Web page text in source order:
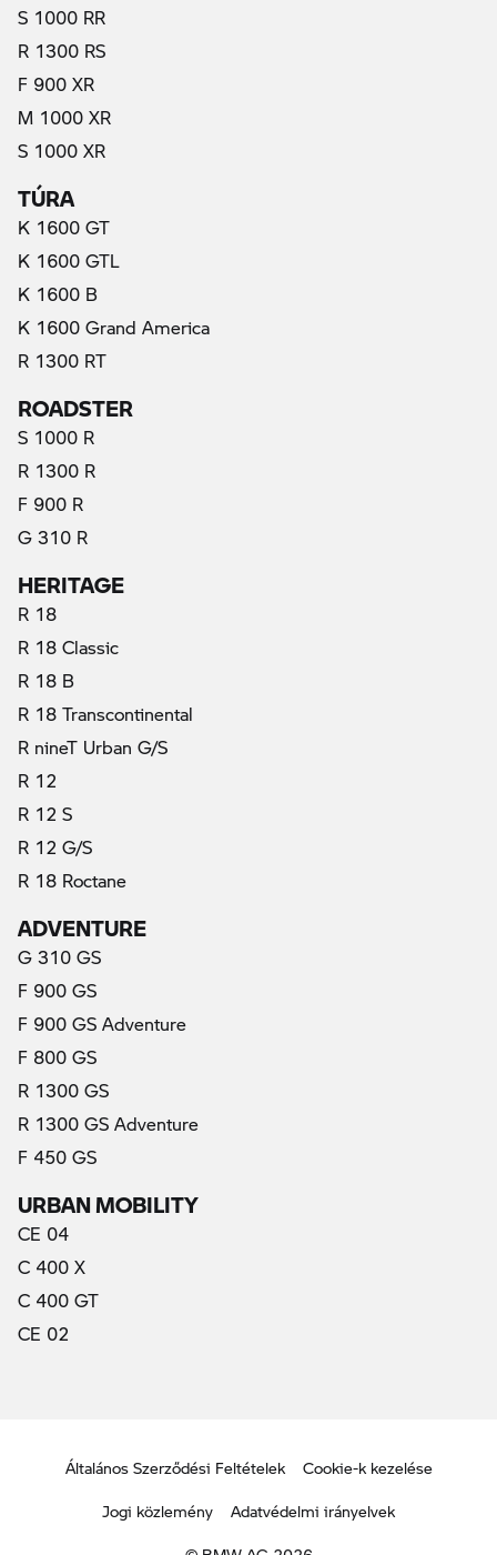
S 1000 RR
R 1300 RS
F 900 XR
M 1000 XR
S 1000 XR
TÚRA
K 1600 GT
K 1600 GTL
K 1600 B
K 1600 Grand America
R 1300 RT
ROADSTER
S 1000 R
R 1300 R
F 900 R
G 310 R
HERITAGE
R 18
R 18 Classic
R 18 B
R 18 Transcontinental
R nineT Urban G/S
R 12
R 12 S
R 12 G/S
R 18 Roctane
ADVENTURE
G 310 GS
F 900 GS
F 900 GS Adventure
F 800 GS
R 1300 GS
R 1300 GS Adventure
F 450 GS
URBAN MOBILITY
CE 04
C 400 X
C 400 GT
CE 02
Általános Szerződési Feltételek
Cookie-k kezelése
Jogi közlemény
Adatvédelmi irányelvek